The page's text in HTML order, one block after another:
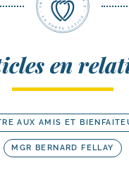
en
AUX AMIS ET
MGR BERNARD FELLAY